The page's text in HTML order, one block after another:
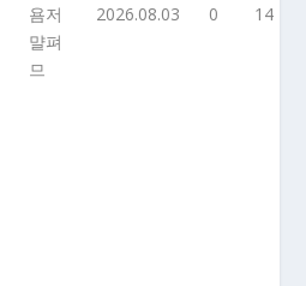
욤저
먈펴
므
2026.08.03 0 14